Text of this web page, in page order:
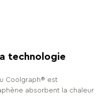
technologie
Coolgraph® est
absorbent la chaleur